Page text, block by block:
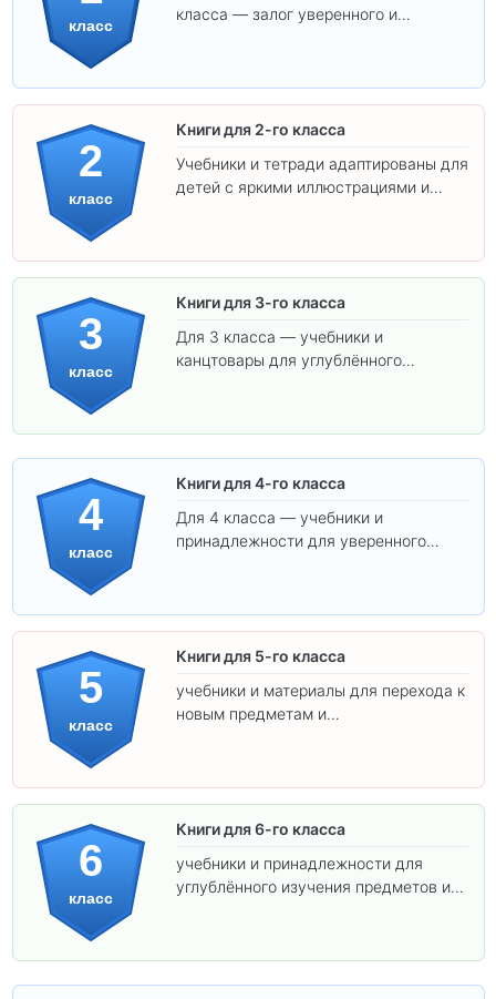
класс
класса — залог уверенного и
2
класс
Книги для 2-го класса
Учебники и тетради адаптированы для
детей с яркими иллюстрациями и
3
класс
Книги для 3-го класса
Для 3 класса — учебники и
канцтовары для углублённого
4
класс
Книги для 4-го класса
Для 4 класса — учебники и
принадлежности для уверенного
5
класс
Книги для 5-го класса
учебники и материалы для перехода к
новым предметам и
6
класс
Книги для 6-го класса
учебники и принадлежности для
углублённого изучения предметов и